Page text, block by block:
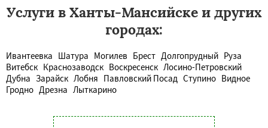
Услуги в Ханты-Мансийске и других
городах:
Ивантеевка Шатура Могилев Брест Долгопрудный Руза
Витебск Краснозаводск Воскресенск Лосино-Петровский
Дубна Зарайск Лобня Павловский Посад Ступино Видное
Гродно Дрезна Лыткарино